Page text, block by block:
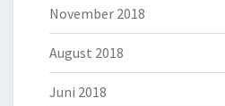
November 2018
August 2018
Juni 2018